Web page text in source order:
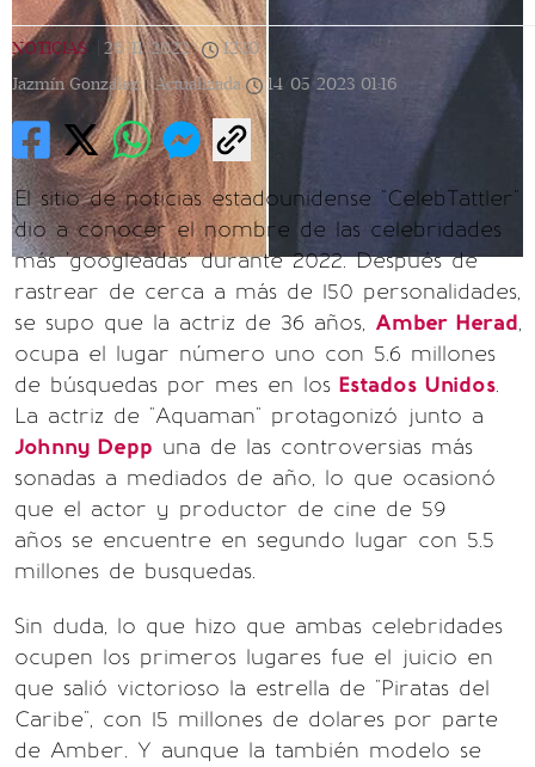
NOTICIAS 26/11/2022 | 12:10 |
Jazmín González | Actualizada 14/05/2023 01:16
El sitio de noticias estadounidense "CelebTattler"
dio a conocer el nombre de las celebridades
más 'googleadas' durante 2022. Después de
rastrear de cerca a más de 150 personalidades,
se supo que la actriz de 36 años, Amber Herad,
ocupa el lugar número uno con 5.6 millones
de búsquedas por mes en los Estados Unidos.
La actriz de "Aquaman" protagonizó junto a
Johnny Depp una de las controversias más
sonadas a mediados de año, lo que ocasionó
que el actor y productor de cine de 59
años se encuentre en segundo lugar con 5.5
millones de busquedas.
Sin duda, lo que hizo que ambas celebridades
ocupen los primeros lugares fue el juicio en
que salió victorioso la estrella de "Piratas del
Caribe", con 15 millones de dolares por parte
de Amber. Y aunque la también modelo se